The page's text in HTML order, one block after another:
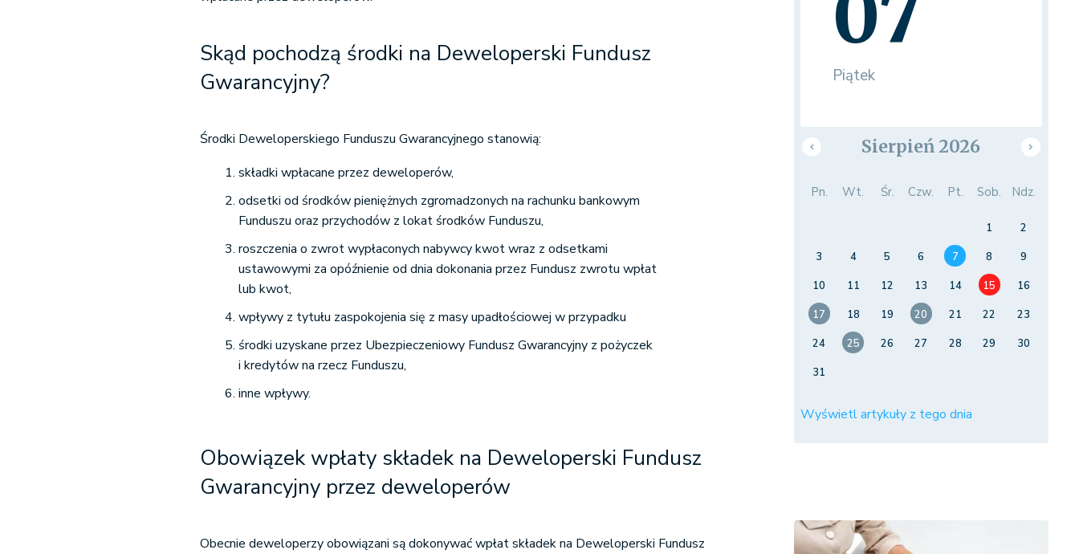
Skąd pochodzą środki na Deweloperski Fundusz
Gwarancyjny?
Środki Deweloperskiego Funduszu Gwarancyjnego stanowią:
składki wpłacane przez deweloperów,
odsetki od środków pieniężnych zgromadzonych na rachunku bankowym
Funduszu oraz przychodów z lokat środków Funduszu,
roszczenia o zwrot wypłaconych nabywcy kwot wraz z odsetkami
ustawowymi za opóźnienie od dnia dokonania przez Fundusz zwrotu wpłat
lub kwot,
wpływy z tytułu zaspokojenia się z masy upadłościowej w przypadku
środki uzyskane przez Ubezpieczeniowy Fundusz Gwarancyjny z pożyczek
i kredytów na rzecz Funduszu,
inne wpływy.
Obowiązek wpłaty składek na Deweloperski Fundusz
Gwarancyjny przez deweloperów
Obecnie deweloperzy obowiązani są dokonywać wpłat składek na Deweloperski Fundusz
Piątek
Sierpień 2026
Pn. Wt. Śr. Czw. Pt. Sob. Ndz.
1
2
3
4 5 6 7 8
9
10
11 12 13 14 15
16
17
18 19 20 21 22
23
24
25 26 27 28 29
30
31
Wyświetl artykuły z tego dnia